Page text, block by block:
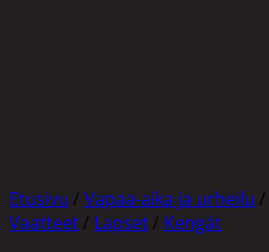
Etusivu / Vapaa-aika ja urheilu /
Vaatteet / Lapset / Kengät